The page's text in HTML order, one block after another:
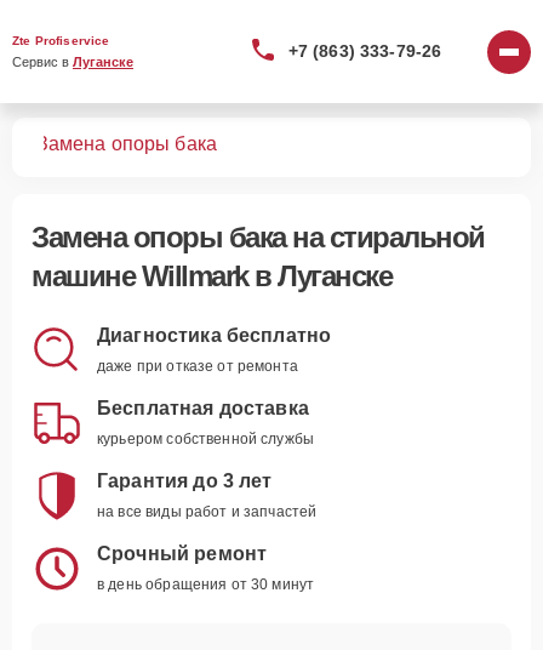
Zte Profiservice
Сервис в Луганске
+7 (863) 333-79-26
Замена опоры бака
Замена опоры бакана стиральной
машине Willmark в Луганске
Диагностика бесплатно
даже при отказе от ремонта
Бесплатная доставка
курьером собственной службы
Гарантия до 3 лет
на все виды работ и запчастей
Срочный ремонт
в день обращения от 30 минут